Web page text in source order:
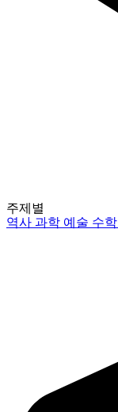
주제별
역사과학 예술 수학